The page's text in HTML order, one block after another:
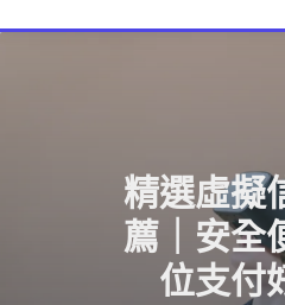
精選虛擬
薦｜安全
位支付